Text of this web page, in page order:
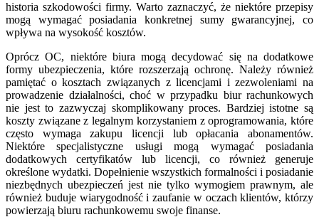
historia szkodowości firmy. Warto zaznaczyć, że niektóre przepisy
mogą wymagać posiadania konkretnej sumy gwarancyjnej, co
wpływa na wysokość kosztów.
Oprócz OC, niektóre biura mogą decydować się na dodatkowe
formy ubezpieczenia, które rozszerzają ochronę. Należy również
pamiętać o kosztach związanych z licencjami i zezwoleniami na
prowadzenie działalności, choć w przypadku biur rachunkowych
nie jest to zazwyczaj skomplikowany proces. Bardziej istotne są
koszty związane z legalnym korzystaniem z oprogramowania, które
często wymaga zakupu licencji lub opłacania abonamentów.
Niektóre specjalistyczne usługi mogą wymagać posiadania
dodatkowych certyfikatów lub licencji, co również generuje
określone wydatki. Dopełnienie wszystkich formalności i posiadanie
niezbędnych ubezpieczeń jest nie tylko wymogiem prawnym, ale
również buduje wiarygodność i zaufanie w oczach klientów, którzy
powierzają biuru rachunkowemu swoje finanse.